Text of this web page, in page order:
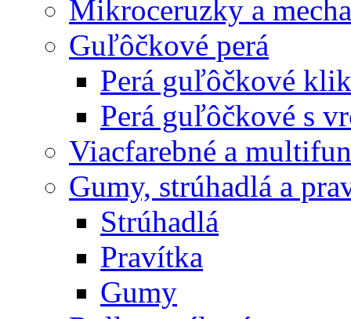
Mikroceruzky a
Guľôčkové perá
Perá guľôčkové
Perá guľôčkové s
Viacfarebné a
Gumy, strúhadlá a
Strúhadlá
Pravítka
Gumy